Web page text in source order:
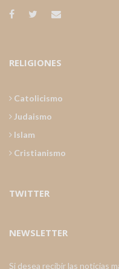
RELIGIONES
Catolicismo
Judaismo
Islam
Cristianismo
TWITTER
NEWSLETTER
Si desea recibir las noticias